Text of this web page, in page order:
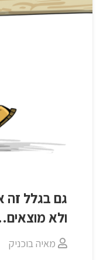
גם בגלל
ולא
מאיה בוכניק